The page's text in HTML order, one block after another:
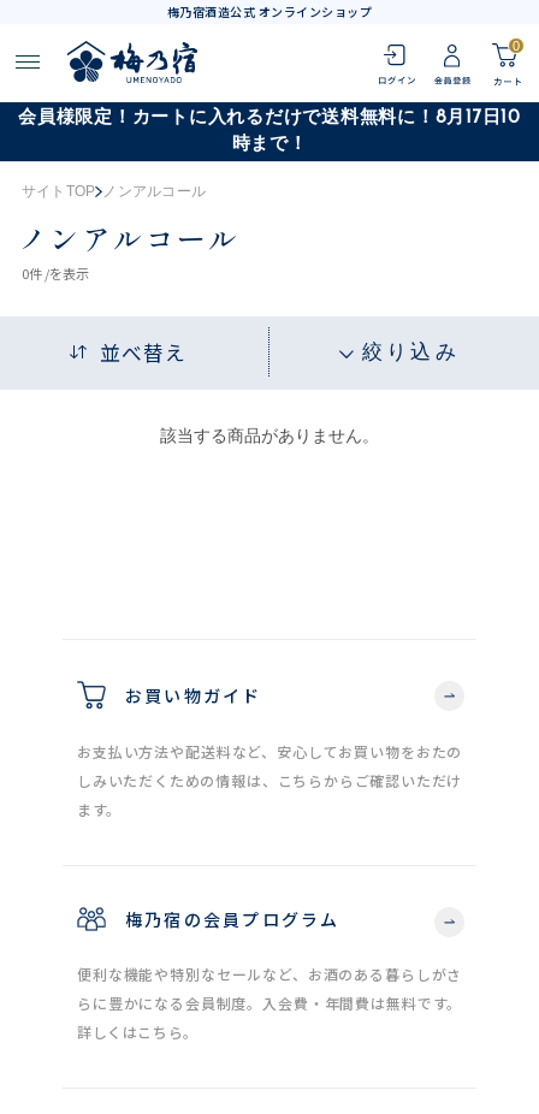
梅乃宿酒造公式 オンラインショップ
0
会員様限定！カートに入れるだけで送料無料に！8月17日10
時まで！
サイトTOP ノンアルコール
ノンアルコール
0件 /を表示
並べ替え 絞り込み
該当する商品がありません。
お買い物ガイド
お支払い方法や配送料など、安心してお買い物をおたの
しみいただくための情報は、こちらからご確認いただけ
ます。
梅乃宿の会員プログラム
便利な機能や特別なセールなど、お酒のある暮らしがさ
らに豊かになる会員制度。入会費・年間費は無料です。
詳しくはこちら。